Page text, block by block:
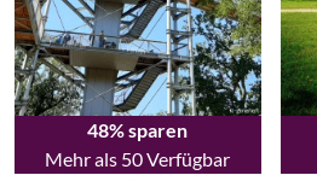
48% sparen
Mehr als 50 Verfügbar